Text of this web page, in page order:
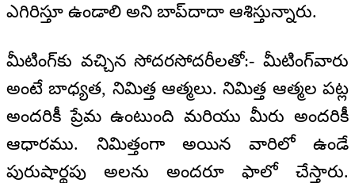
ఎగిరిస్తూ ఉండాలి అని బాప్‌దాదా ఆశిస్తున్నారు.
మీటింగ్‌కు వచ్చిన సోదరసోదరీలతో:- మీటింగ్‌వారు
అంటే బాధ్యత, నిమిత్త ఆత్మలు. నిమిత్త ఆత్మల పట్ల
అందరికీ ప్రేమ ఉంటుంది మరియు మీరు అందరికీ
ఆధారము. నిమిత్తంగా అయిన వారిలో ఉండే
పురుషార్థపు అలను అందరూ ఫాలో చేస్తారు.